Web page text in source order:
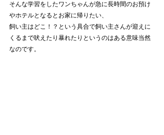
そんな学習をしたワンちゃんが急に長時間のお預け
やホテルとなるとお家に帰りたい、
飼い主はどこ！？という具合で飼い主さんが迎えに
くるまで吠えたり暴れたりというのはある意味当然
なのです。